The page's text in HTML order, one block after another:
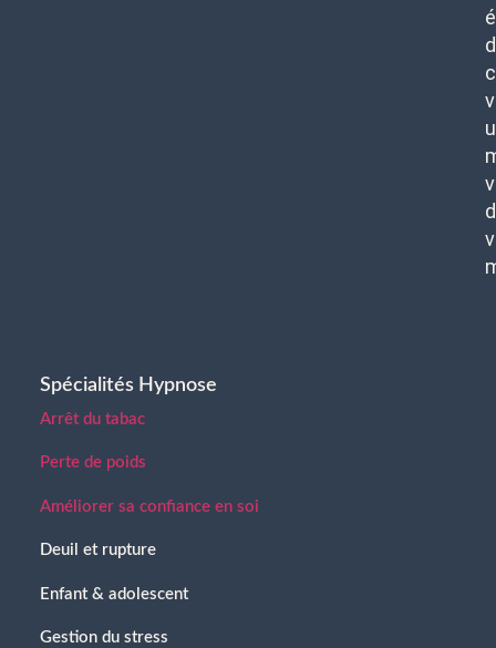
Spécialités Hypnose
Arrêt du tabac
Perte de poids
Améliorer sa confiance en soi
Deuil et rupture
Enfant & adolescent
Gestion du stress